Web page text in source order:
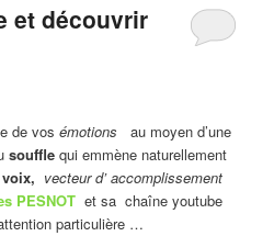
et découvrir
de vos émotions au moyen d’une
souffle qui emmène naturellement
vecteur d’ accomplissement
PESNOT et sa chaîne youtube
particulière …